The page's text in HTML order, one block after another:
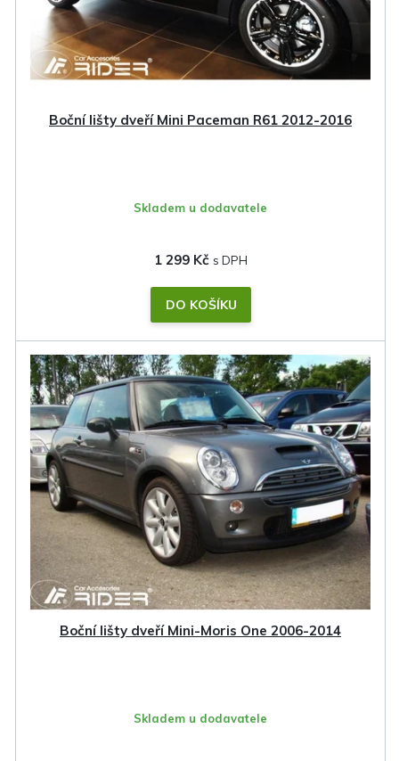
Boční lišty dveří Mini Paceman R61 2012-2016
Skladem u dodavatele
1 299 Kč
DO KOŠÍKU
Boční lišty dveří Mini-Moris One 2006-2014
Skladem u dodavatele